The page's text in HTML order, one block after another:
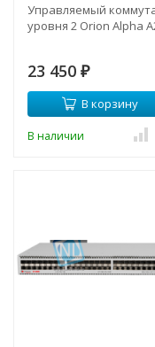
Управляемый
уровня 2 Orion Alpha
23 450 ₽
В корзину
В наличии